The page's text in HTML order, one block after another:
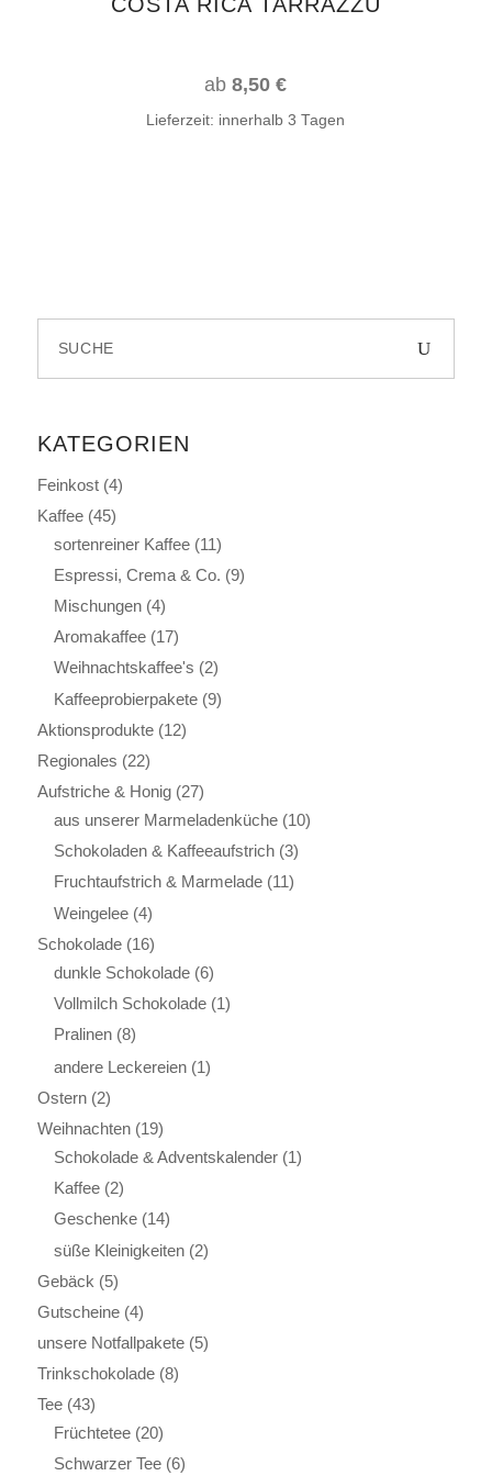
der
ab8,50€
Lieferzeit: innerhalb 3 Tagen
KATEGORIEN
Feinkost (4)
Kaffee (45)
sortenreiner Kaffee (11)
Espressi, Crema & Co. (9)
Mischungen (4)
Aromakaffee (17)
Weihnachtskaffee's (2)
Kaffeeprobierpakete (9)
Aktionsprodukte (12)
Regionales (22)
Aufstriche & Honig (27)
aus unserer Marmeladenküche (10)
Schokoladen & Kaffeeaufstrich (3)
Fruchtaufstrich & Marmelade (11)
Weingelee (4)
Schokolade (16)
dunkle Schokolade (6)
Vollmilch Schokolade (1)
Pralinen (8)
andere Leckereien (1)
Ostern (2)
Weihnachten (19)
Schokolade & Adventskalender (1)
Kaffee (2)
Geschenke (14)
süße Kleinigkeiten (2)
Gebäck (5)
Gutscheine (4)
unsere Notfallpakete (5)
Trinkschokolade (8)
Tee (43)
Früchtetee (20)
Schwarzer Tee (6)